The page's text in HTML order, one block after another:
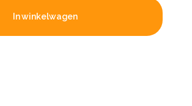
€259,95.€168,97.
In winkelwagen